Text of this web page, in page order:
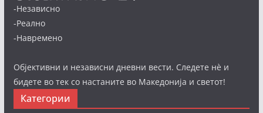
-Независно
-Реално
-Навремено
Објективни и независни дневни вести. Следете нè и
бидете во тек со настаните во Македонија и светот!
Категории